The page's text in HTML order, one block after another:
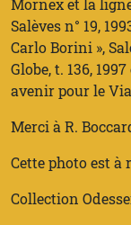
Salèves n° 19,
Carlo Borini »,
Globe, t. 136,
avenir pour le
Merci à R.
Cette photo est à
Collection